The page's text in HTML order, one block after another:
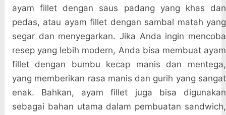
ayam fillet dengan saus padang yang khas dan
pedas, atau ayam fillet dengan sambal matah yang
segar dan menyegarkan. Jika Anda ingin mencoba
resep yang lebih modern, Anda bisa membuat ayam
fillet dengan bumbu kecap manis dan mentega,
yang memberikan rasa manis dan gurih yang sangat
enak. Bahkan, ayam fillet juga bisa digunakan
sebagai bahan utama dalam pembuatan sandwich,